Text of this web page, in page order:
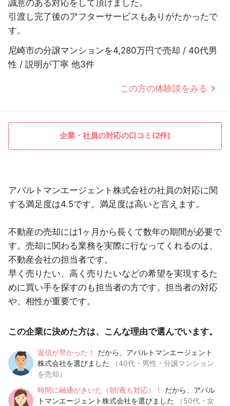
誠意のある対応をして頂けました。
引渡し完了後のアフターサービスもありがたかったで
す。
尼崎市の分譲マンションを4,280万円で売却 / 40代男
性 / 説明が丁寧 他3件
この方の体験談をみる
企業・社員の対応の口コミ(2件)
アパルトマンエージェント株式会社の社員の対応に関
する満足度は4.5です。満足度は高いと言えます。
不動産の売却には1ヶ月から長くて数年の期間が必要で
す。売却に関わる業務を実際に行なってくれるのは、
不動産会社の担当者です。
早く売りたい、高く売りたいなどの希望を実現するた
めに買い手を探すのも担当者の方です。担当者の対応
や、相性が重要です。
この企業に決めた方は、こんな理由で選んでいます。
返信が早かった！
だから、アパルトマンエージェント
株式会社を選びました
（40代・男性・分譲マンション
を売却）
時間に融通がきいた（朝/夜も対応）！
だから、アパル
トマンエージェント株式会社を選びました
（50代・女